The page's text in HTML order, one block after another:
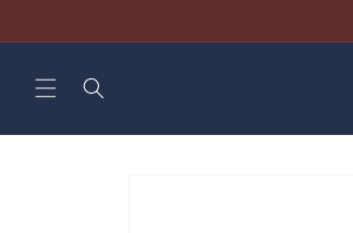
Inhalt